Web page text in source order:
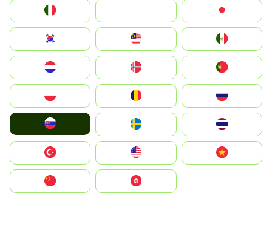
South Korea
United States
中國香港特別行政區